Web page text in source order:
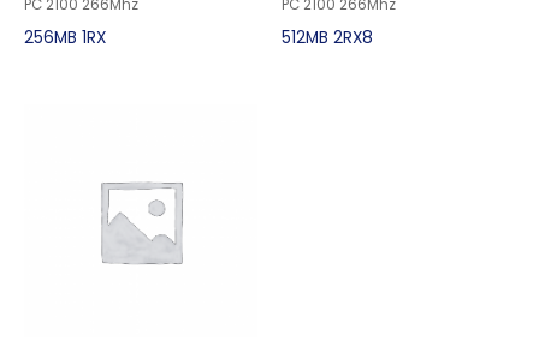
PC 2100 266Mhz
256MB 1RX
PC 2100 266Mhz
512MB 2RX8